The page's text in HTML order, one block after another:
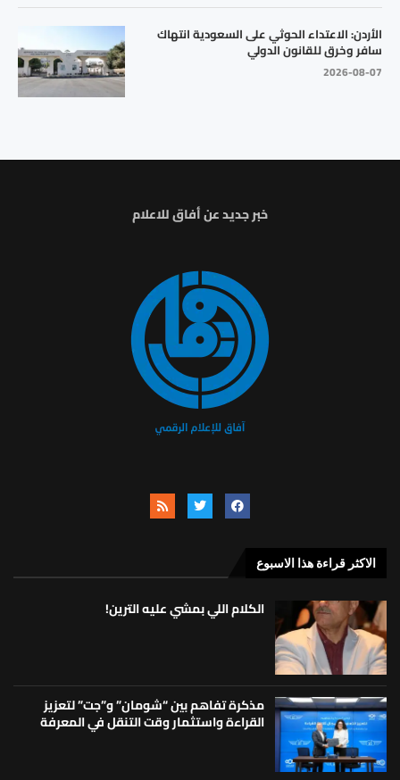
الأردن: الاعتداء الحوثي على السعودية انتهاك
سافر وخرق للقانون الدولي
2026-08-07
خبر جديد عن أفاق للاعلام
الاكثر قراءة هذا الاسبوع
الكلام اللي بمشي عليه الترين!
مذكرة تفاهم بين “شومان” و”جت” لتعزيز
القراءة واستثمار وقت التنقل في المعرفة